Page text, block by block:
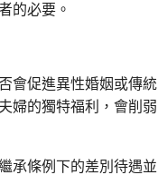
的必要。
會促進異性婚姻或傳統
婦的獨特福利，會削弱
承條例下的差別待遇並